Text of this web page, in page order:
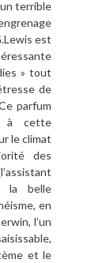
terrible
est
» tout
de
parfum
à cette
le climat
des
la belle
en
l’un
et le